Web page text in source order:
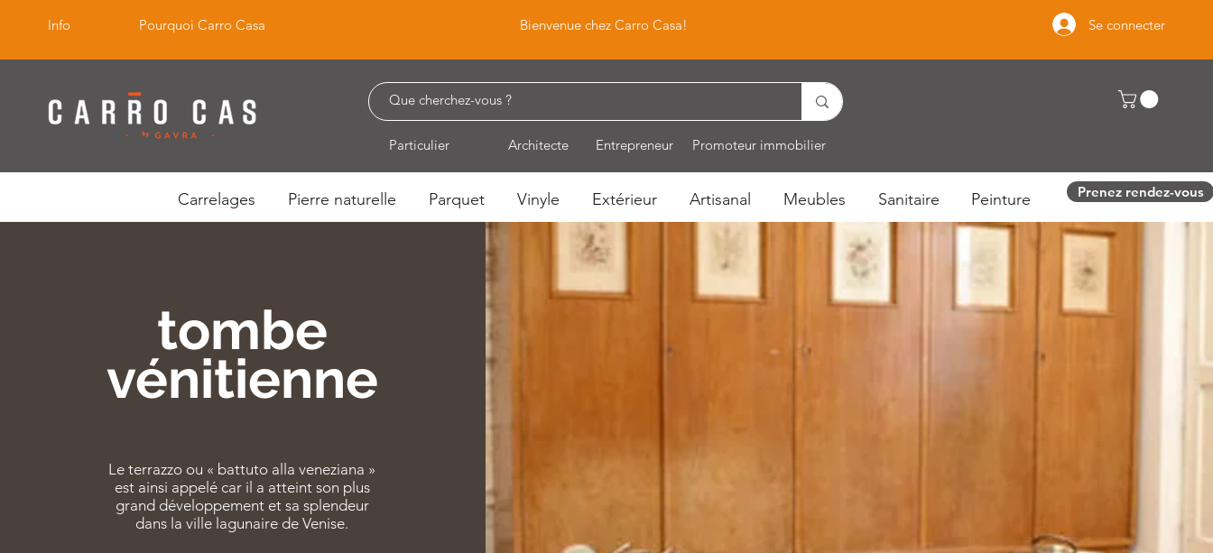
Info Pourquoi Carro Casa Bienvenue chez Carro Casa! Se connecter
Particulier Architecte Entrepreneur Promoteur immobilier
Carrelages Pierre naturelle Parquet Vinyle Extérieur Artisanal Meubles Sanitaire Peinture Prenez rendez-vous
tombe
vénitienne
Le terrazzo ou « battuto alla veneziana »
est ainsi appelé car il a atteint son plus
grand développement et sa splendeur
dans la ville lagunaire de Venise.